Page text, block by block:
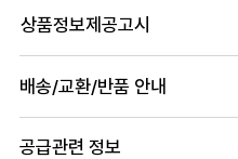
상품정보제공고시
배송/교환/반품 안내
공급관련 정보